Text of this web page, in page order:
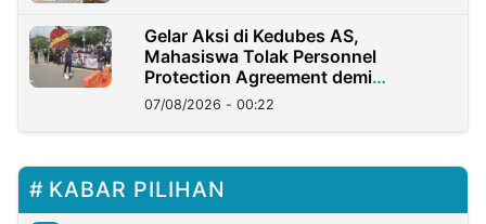
Gelar Aksi di Kedubes AS,
Mahasiswa Tolak Personnel
Protection Agreement demi
Kedaulatan Negara
07/08/2026 - 00:22
KABAR PILIHAN